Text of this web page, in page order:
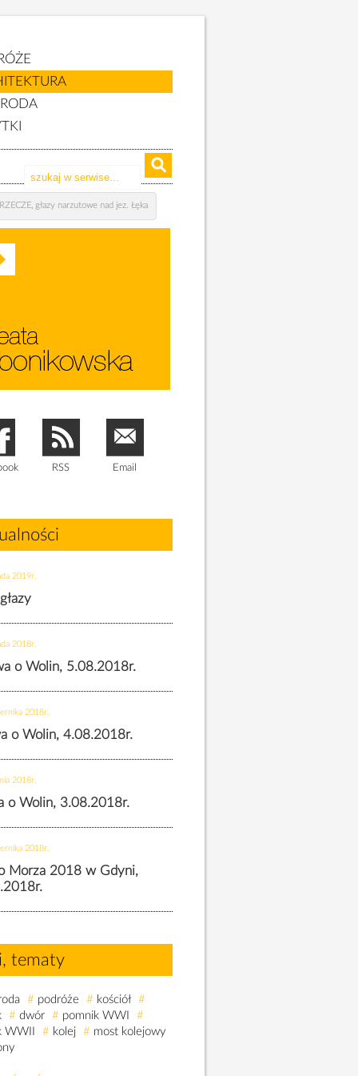
głazy narzutowe nad jez. Łęka
RSS Email
2019r.
2018r.
o Wolin, 5.08.2018r.
2018r.
o Wolin, 4.08.2018r.
2018r.
o Wolin, 3.08.2018r.
2018r.
Morza 2018 w Gdyni,
tematy
# podróże # kościół #
# dwór # pomnik WWI
#
WWII
# kolej # most kolejowy